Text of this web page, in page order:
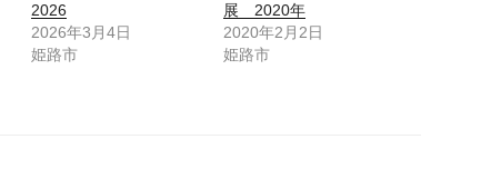
2026
2026年3月4日
姫路市
展 2020年
2020年2月2日
姫路市